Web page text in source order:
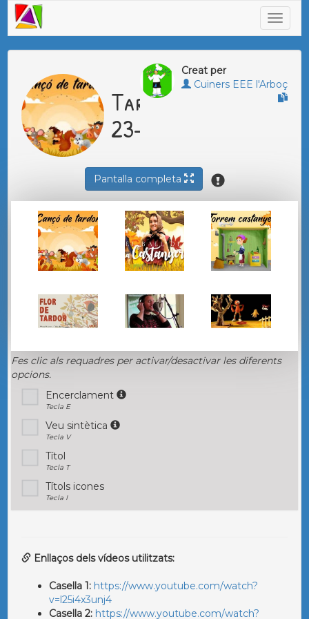
Creat per
Cuiners EEE l'Arboç
Tardor
23-24
Pantalla completa
Fes clic als requadres per activar/desactivar les diferents
opcions.
Encerclament
Tecla E
Veu sintètica
Tecla V
Títol
Tecla T
Títols icones
Tecla I
Enllaços dels vídeos utilitzats:
Casella 1: https://www.youtube.com/watch?
v=l25i4x3unj4
Casella 2: https://www.youtube.com/watch?